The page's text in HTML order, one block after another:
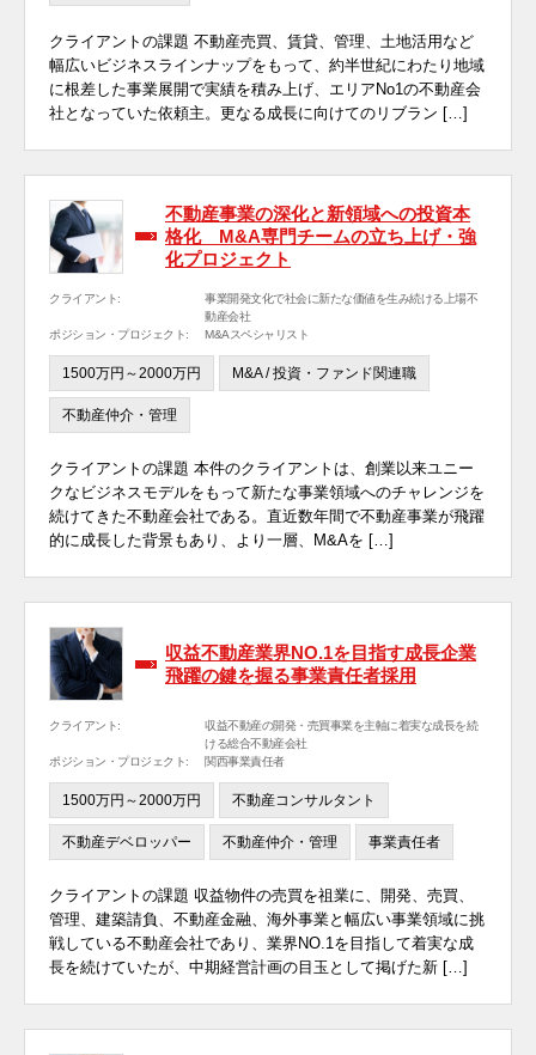
クライアントの課題 不動産売買、賃貸、管理、土地活用など
幅広いビジネスラインナップをもって、約半世紀にわたり地域
に根差した事業展開で実績を積み上げ、エリアNo1の不動産会
社となっていた依頼主。更なる成長に向けてのリブラン […]
不動産事業の深化と新領域への投資本
格化 M&A専門チームの立ち上げ・強
化プロジェクト
クライアント:
事業開発文化で社会に新たな価値を生み続ける上場不
動産会社
ポジション・プロジェクト:
M&Aスペシャリスト
1500万円～2000万円 M&A / 投資・ファンド関連職
不動産仲介・管理
クライアントの課題 本件のクライアントは、創業以来ユニー
クなビジネスモデルをもって新たな事業領域へのチャレンジを
続けてきた不動産会社である。直近数年間で不動産事業が飛躍
的に成長した背景もあり、より一層、M&Aを […]
収益不動産業界NO.1を目指す成長企業
飛躍の鍵を握る事業責任者採用
クライアント:
収益不動産の開発・売買事業を主軸に着実な成長を続
ける総合不動産会社
ポジション・プロジェクト:
関西事業責任者
1500万円～2000万円 不動産コンサルタント
不動産デベロッパー 不動産仲介・管理 事業責任者
クライアントの課題 収益物件の売買を祖業に、開発、売買、
管理、建築請負、不動産金融、海外事業と幅広い事業領域に挑
戦している不動産会社であり、業界NO.1を目指して着実な成
長を続けていたが、中期経営計画の目玉として掲げた新 […]